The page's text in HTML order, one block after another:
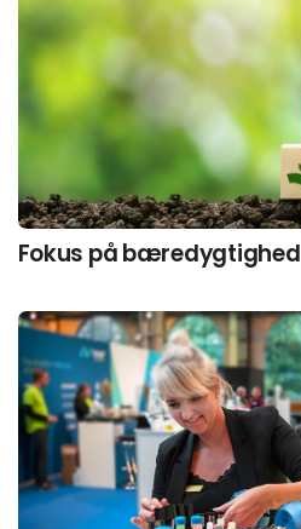
Fokus på bæredygtighed